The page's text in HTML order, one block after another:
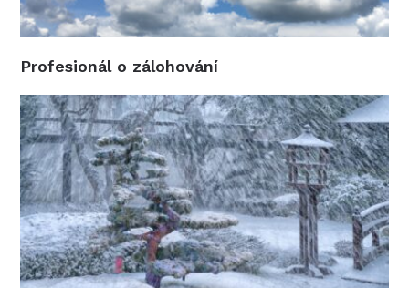
Profesionál o zálohování